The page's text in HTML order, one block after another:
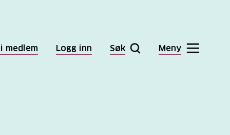
medlem Logg inn Søk Meny